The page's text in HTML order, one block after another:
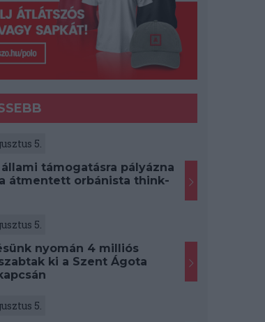
5.
támogatásra pályázna
átmentett orbánista think-
5.
nyomán 4 milliós
ki a Szent Ágota
5.